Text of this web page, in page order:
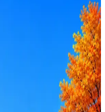
просит войти через
код или пароль,
— это мошенники.